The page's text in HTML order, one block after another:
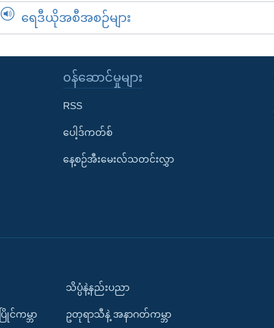
ရေဒီယိုအစီအစဉ်များ
၀န်ဆောင်မှုများ
RSS
ပေါ့ဒ်ကတ်စ်
နေ့စဉ်အီးမေးလ်သတင်းလွှာ
င်ကမ္ဘာ
သိပ္ပံနဲ့နည်းပညာ
ဥတုရာသီနဲ့ အနာဂတ်ကမ္ဘာ